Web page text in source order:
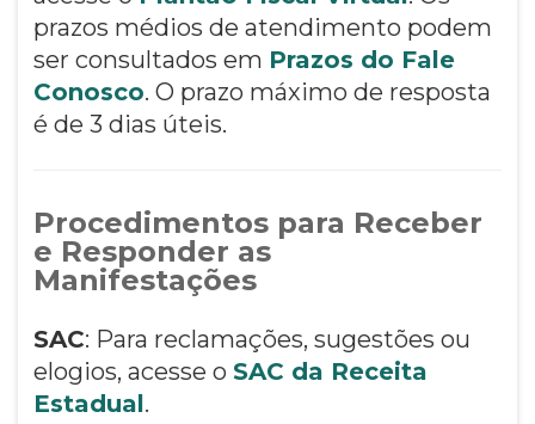
prazos médios de atendimento podem
ser consultados em Prazos do Fale
Conosco. O prazo máximo de resposta
é de 3 dias úteis.
Procedimentos para Receber
e Responder as
Manifestações
SAC: Para reclamações, sugestões ou
elogios, acesse o SAC da Receita
Estadual.